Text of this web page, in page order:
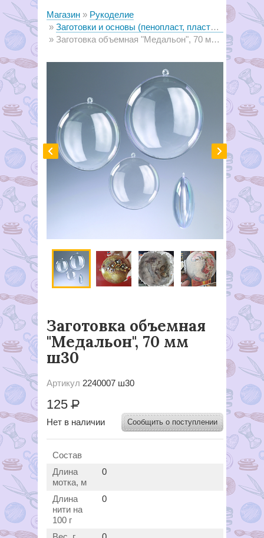
Магазин
Рукоделие
Заготовки и основы (пенопласт, пластик, металл, дерево)
Заготовка объемная "Медальон", 70 мм ш30
Заготовка объемная
"Медальон", 70 мм
ш30
Артикул 2240007 ш30
125Р
Нет в наличии Сообщить о поступлении
Состав
Длина
мотка, м
0
Длина
нити на
100 г
0